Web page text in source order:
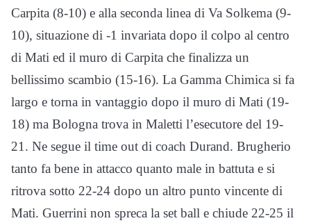
Carpita (8-10) e alla seconda linea di Va Solkema (9-
10), situazione di -1 invariata dopo il colpo al centro
di Mati ed il muro di Carpita che finalizza un
bellissimo scambio (15-16). La Gamma Chimica si fa
largo e torna in vantaggio dopo il muro di Mati (19-
18) ma Bologna trova in Maletti l’esecutore del 19-
21. Ne segue il time out di coach Durand. Brugherio
tanto fa bene in attacco quanto male in battuta e si
ritrova sotto 22-24 dopo un altro punto vincente di
Mati. Guerrini non spreca la set ball e chiude 22-25 il